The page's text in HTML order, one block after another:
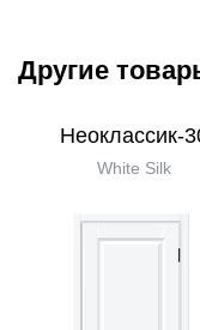
Другие
Неоклассик-
White Silk